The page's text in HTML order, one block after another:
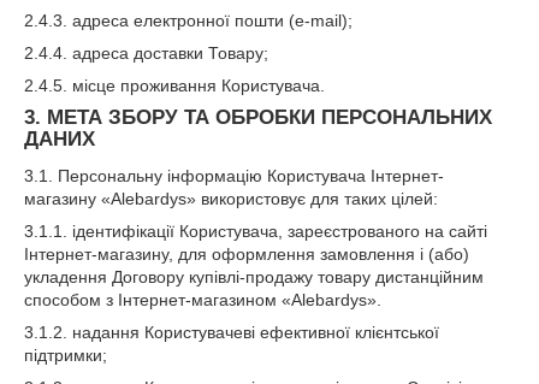
2.4.3. адреса електронної пошти (e-mail);
2.4.4. адреса доставки Товару;
2.4.5. місце проживання Користувача.
3. МЕТА ЗБОРУ ТА ОБРОБКИ ПЕРСОНАЛЬНИХ
ДАНИХ
3.1. Персональну інформацію Користувача Інтернет-
магазину «Alebardys» використовує для таких цілей:
3.1.1. ідентифікації Користувача, зареєстрованого на сайті
Інтернет-магазину, для оформлення замовлення і (або)
укладення Договору купівлі-продажу товару дистанційним
способом з Інтернет-магазином «Alebardys».
3.1.2. надання Користувачеві ефективної клієнтської
підтримки;